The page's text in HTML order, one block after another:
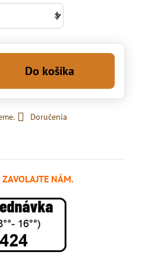
Do košíka
Doručenia
ZAVOLAJTE NÁM.